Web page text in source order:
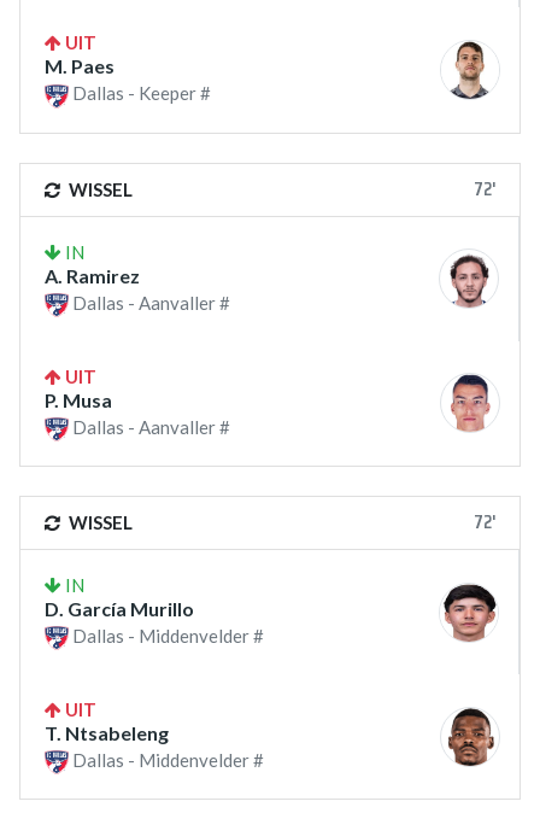
UIT
M. Paes
Dallas - Keeper #
WISSEL 72'
IN
A. Ramirez
Dallas - Aanvaller #
UIT
P. Musa
Dallas - Aanvaller #
WISSEL 72'
IN
D. García Murillo
Dallas - Middenvelder #
UIT
T. Ntsabeleng
Dallas - Middenvelder #